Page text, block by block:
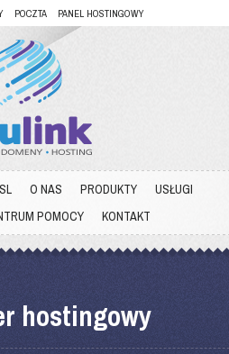
POCZTA PANEL HOSTINGOWY
O NAS PRODUKTY
USŁUGI
POMOCY KONTAKT
hostingowy